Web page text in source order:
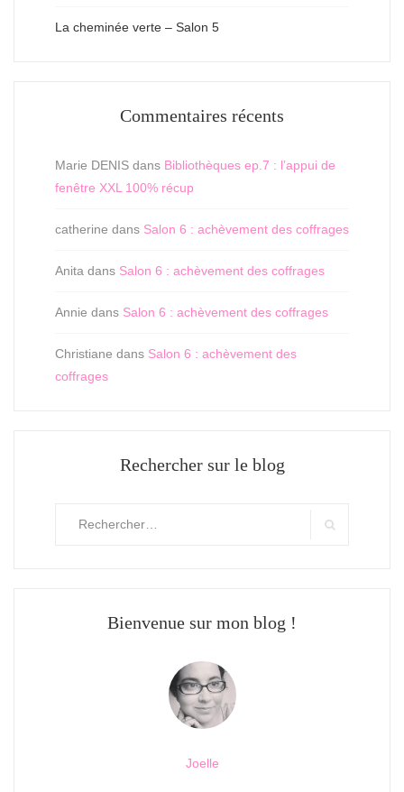
La cheminée verte – Salon 5
Commentaires récents
Marie DENIS dans Bibliothèques ep.7 : l’appui de
fenêtre XXL 100% récup
catherine dans Salon 6 : achèvement des coffrages
Anita dans Salon 6 : achèvement des coffrages
Annie dans Salon 6 : achèvement des coffrages
Christiane dans Salon 6 : achèvement des
coffrages
Rechercher sur le blog
Bienvenue sur mon blog !
Joelle